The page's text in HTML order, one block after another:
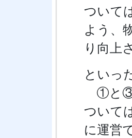
ついて
よう、
り向上
といっ
①と③
ついて
に運営